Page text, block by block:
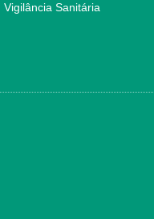
Vigilância Sanitária